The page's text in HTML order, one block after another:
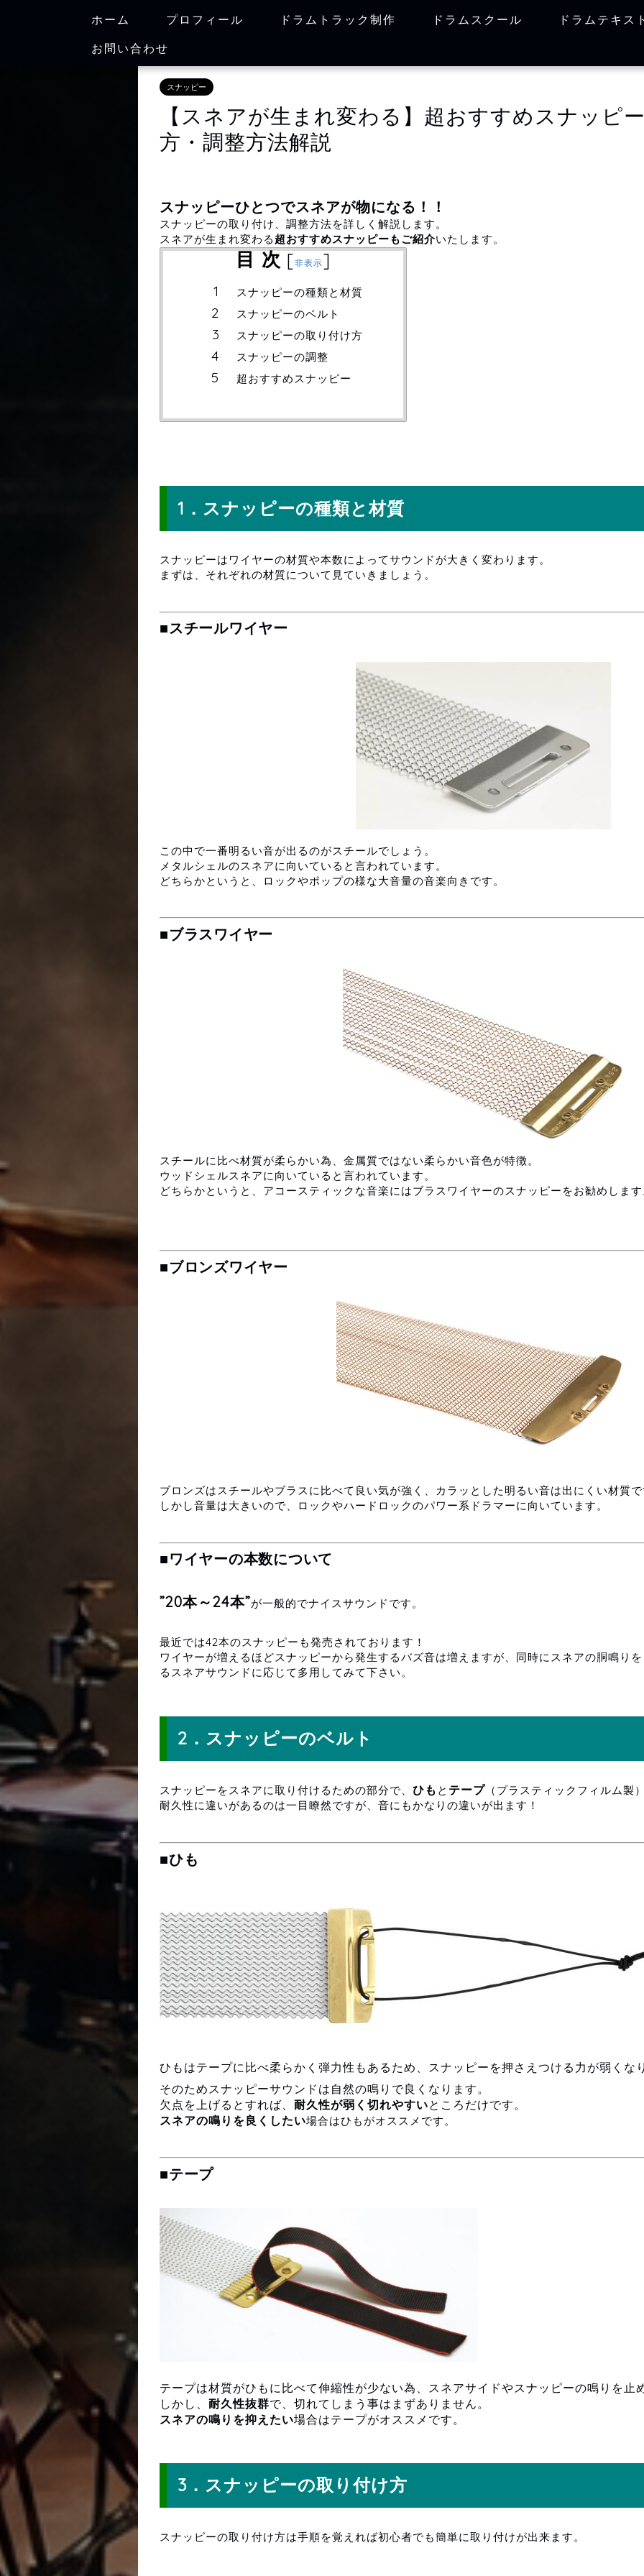
ホーム プロフィール ドラムトラック制作 ドラムスクール
ドラムテキス
お問い合わせ
スナッピー
【スネアが生まれ変わる】超おすすめスナッピ
方・調整方法解説
スナッピーひとつでスネアが物になる！！
スナッピーの取り付け、調整方法を詳しく解説します。
スネアが生まれ変わる 超おすすめスナッピーもご紹介いたします。
目 次 [非表示]
スナッピーの種類と材質
スナッピーのベルト
スナッピーの取り付け方
スナッピーの調整
超おすすめスナッピー
1．スナッピーの種類と材質
スナッピーはワイヤーの材質や本数によってサウンドが大きく変わります。
まずは、それぞれの材質について見ていきましょう。
■スチールワイヤー
この中で一番明るい音が出るのがスチールでしょう。
メタルシェルのスネアに向いていると言われています。
どちらかというと、ロックやポップの様な大音量の音楽向きです。
■ブラスワイヤー
スチールに比べ材質が柔らかい為、金属質ではない柔らかい音色が特徴。
ウッドシェルスネアに向いていると言われています。
どちらかというと、アコースティックな音楽にはブラスワイヤーのスナッピーをお勧めしま
■ブロンズワイヤー
ブロンズはスチールやブラスに比べて良い気が強く、カラッとした明るい音は出にくい材質
しかし音量は大きいので、ロックやハードロックのパワー系ドラマーに向いています。
■ワイヤーの本数について
”20本～24本”が一般的でナイスサウンドです。
最近では42本のスナッピーも発売されております！
ワイヤーが増えるほどスナッピーから発生するバズ音は増えますが、同時にスネアの胴鳴り
るスネアサウンドに応じて多用してみて下さい。
2．スナッピーのベルト
スナッピーをスネアに取り付けるための部分で、 ひも と テープ （プラスティックフィルム製
耐久性に違いがあるのは一目瞭然ですが、音にもかなりの違いが出ます！
■ひも
ひもはテープに比べ柔らかく弾力性もあるため、スナッピーを押さえつける力が弱くな
そのためスナッピーサウンドは自然の鳴りで良くなります。
欠点を上げるとすれば、 耐久性が弱く切れやすいところだけです。
スネアの鳴りを良くしたい場合はひもがオススメです。
■テープ
テープは材質がひもに比べて伸縮性が少ない為、スネアサイドやスナッピーの鳴りを止
しかし、 耐久性抜群で、切れてしまう事はまずありません。
スネアの鳴りを抑えたい場合はテープがオススメです。
3．スナッピーの取り付け方
スナッピーの取り付け方は手順を覚えれば初心者でも簡単に取り付けが出来ます。